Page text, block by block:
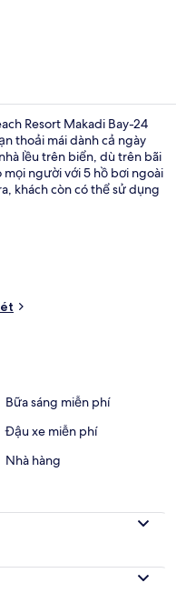
Resort Makadi Bay-24
thoải mái dành cả ngày
lều trên biển, dù trên bãi
mọi người với 5 hồ bơi ngoài
khách còn có thể sử dụng
quốc tế và phục vụ bữa
trọng này cung cấp
bar cạnh hồ bơi, hộp đêm
Bữa sáng miễn phí
Đậu xe miễn phí
Nhà hàng